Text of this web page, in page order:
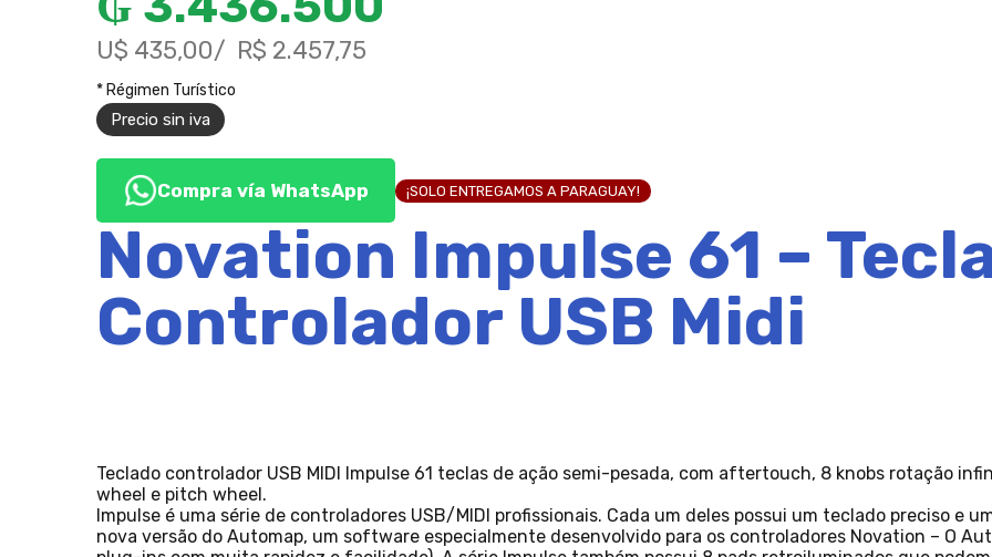
U$ 435,00 R$ 2.457,75
* Régimen Turístico
Precio sin iva
Compra vía WhatsApp ¡SOLO ENTREGAMOS A PARAGUAY!
Novation Impulse 61 –
Controlador USB Midi
Teclado controlador USB MIDI Impulse 61 teclas de ação semi-pesada, com aftertouch, 8 knobs rotação
wheel e pitch wheel.
Impulse é uma série de controladores USB/MIDI profissionais. Cada um deles possui um teclado preciso e
nova versão do Automap, um software especialmente desenvolvido para os controladores Novation – O